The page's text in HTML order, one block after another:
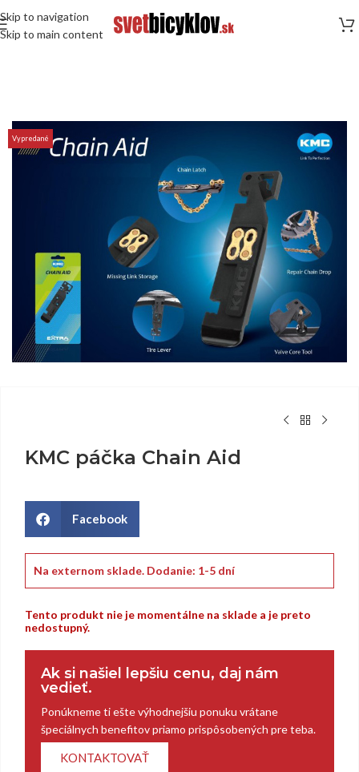
Skip to navigation
Skip to main content
Vypredané
KMC páčka Chain Aid
Facebook
Na externom sklade. Dodanie: 1-5 dní
Tento produkt nie je momentálne na sklade a je preto
nedostupný.
Ak si našiel lepšiu cenu, daj nám
vedieť.
Ponúkneme ti ešte výhodnejšiu ponuku vrátane
špeciálnych benefitov priamo prispôsobených pre teba.
KONTAKTOVAŤ